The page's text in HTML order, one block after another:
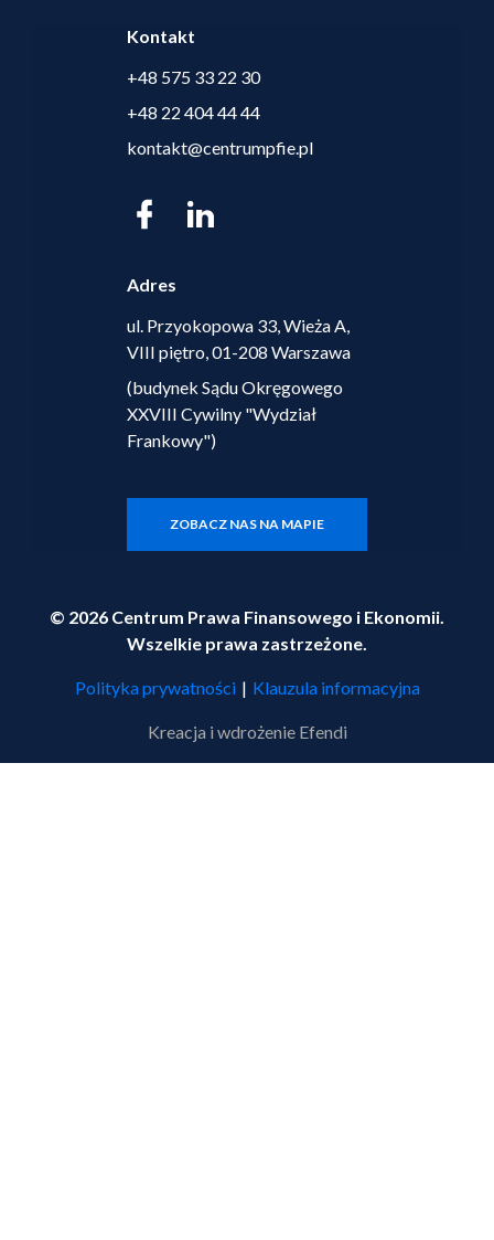
Kontakt
+48 575 33 22 30
+48 22 404 44 44
kontakt@centrumpfie.pl
Adres
ul. Przyokopowa 33, Wieża A,
VIII piętro, 01-208 Warszawa
(budynek Sądu Okręgowego
XXVIII Cywilny "Wydział
Frankowy")
ZOBACZ NAS NA MAPIE
© 2026 Centrum Prawa Finansowego i Ekonomii.
Wszelkie prawa zastrzeżone.
Polityka prywatności | Klauzula informacyjna
Kreacja i wdrożenie Efendi